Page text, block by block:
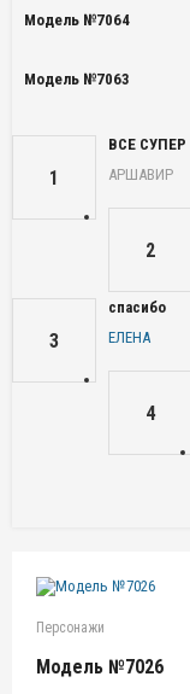
Модель №7064
Модель №7063
1
ВСЕ СУПЕР
АРШАВИР
2
3
спасибо
ЕЛЕНА
4
Персонажи
Модель №7026